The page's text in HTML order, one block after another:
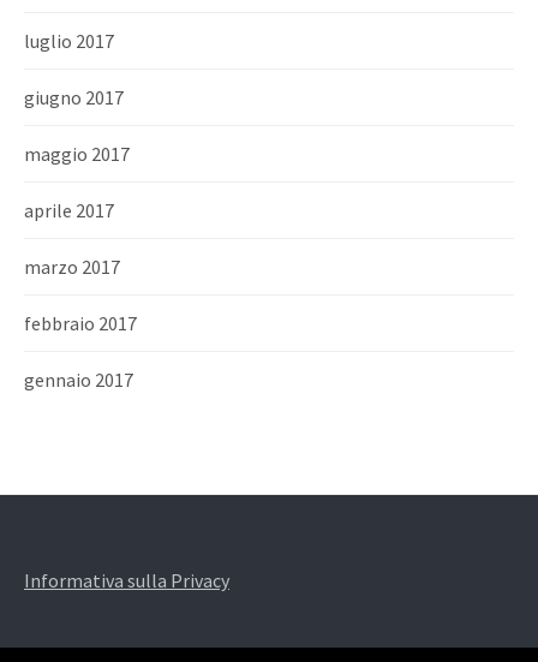
luglio 2017
giugno 2017
maggio 2017
aprile 2017
marzo 2017
febbraio 2017
gennaio 2017
Informativa sulla Privacy